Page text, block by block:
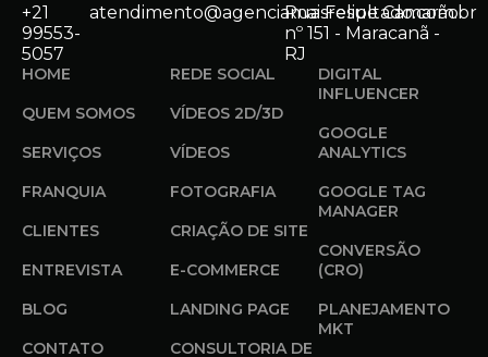
+21
99553-
5057
atendimento@agenciamaisresultado.com.br
Rua Felipe Camarão
nº 151 - Maracanã -
RJ
HOME
QUEM SOMOS
SERVIÇOS
FRANQUIA
CLIENTES
ENTREVISTA
BLOG
CONTATO
REDE SOCIAL
VÍDEOS 2D/3D
VÍDEOS
FOTOGRAFIA
CRIAÇÃO DE SITE
E-COMMERCE
LANDING PAGE
CONSULTORIA DE
DIGITAL
INFLUENCER
GOOGLE
ANALYTICS
GOOGLE TAG
MANAGER
CONVERSÃO
(CRO)
PLANEJAMENTO
MKT